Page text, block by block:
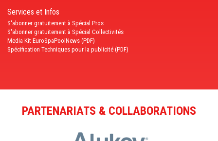
Services et Infos
S'abonner gratuitement à Spécial Pros
S'abonner gratuitement à Spécial Collectivités
Media Kit EuroSpaPoolNews (PDF)
Spécification Techniques pour la publicité (PDF)
PARTENARIATS & COLLABORATIONS